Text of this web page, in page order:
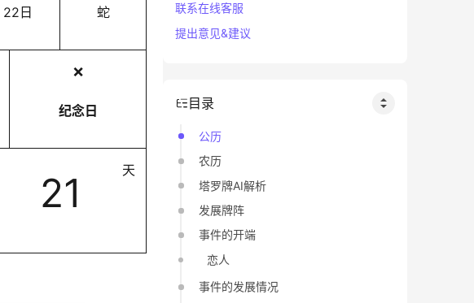
22日 蛇
❌
纪念日
21 天
联系在线客服
提出意见&建议
目录
公历
农历
塔罗牌AI解析
发展牌阵
事件的开端
恋人
事件的发展情况